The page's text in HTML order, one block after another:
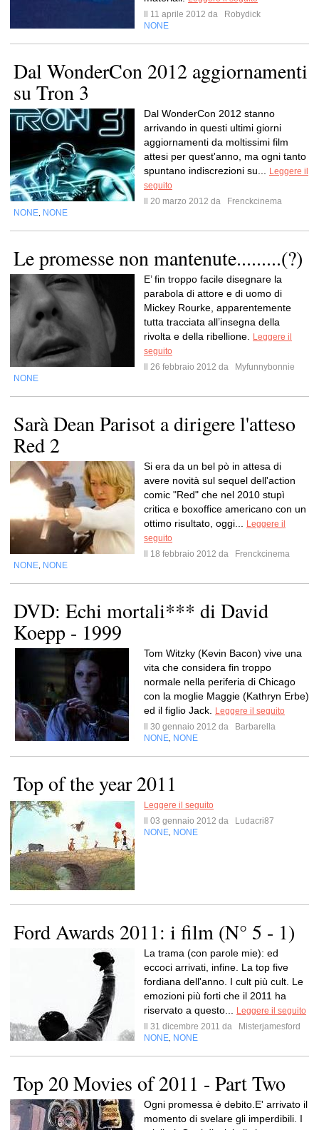
Il 11 aprile 2012 da
Robydick
NONE
Dal WonderCon 2012 aggiornamenti
su Tron 3
Dal WonderCon 2012 stanno
arrivando in questi ultimi giorni
aggiornamenti da moltissimi film
attesi per quest'anno, ma ogni tanto
spuntano indiscrezioni su...
Leggere il
seguito
Il 20 marzo 2012 da
Frenckcinema
NONE NONE
Le promesse non mantenute.........(?)
E’ fin troppo facile disegnare la
parabola di attore e di uomo di
Mickey Rourke, apparentemente
tutta tracciata all’insegna della
rivolta e della ribellione.
Leggere il
seguito
Il 26 febbraio 2012 da
Myfunnybonnie
NONE
Sarà Dean Parisot a dirigere l'atteso
Red 2
Si era da un bel pò in attesa di
avere novità sul sequel dell'action
comic "Red" che nel 2010 stupì
critica e boxoffice americano con un
ottimo risultato, oggi...
Leggere il
seguito
Il 18 febbraio 2012 da
Frenckcinema
NONE NONE
DVD: Echi mortali*** di David
Koepp - 1999
Tom Witzky (Kevin Bacon) vive una
vita che considera fin troppo
normale nella periferia di Chicago
con la moglie Maggie (Kathryn Erbe)
ed il figlio Jack.
Leggere il seguito
Il 30 gennaio 2012 da
Barbarella
NONE NONE
Top of the year 2011
Leggere il seguito
Il 03 gennaio 2012 da
Ludacri87
NONE NONE
Ford Awards 2011: i film (N° 5 - 1)
La trama (con parole mie): ed
eccoci arrivati, infine. La top five
fordiana dell'anno. I cult più cult. Le
emozioni più forti che il 2011 ha
riservato a questo...
Leggere il seguito
Il 31 dicembre 2011 da
Misterjamesford
NONE NONE
Top 20 Movies of 2011 - Part Two
Ogni promessa è debito.E' arrivato il
momento di svelare gli imperdibili. I